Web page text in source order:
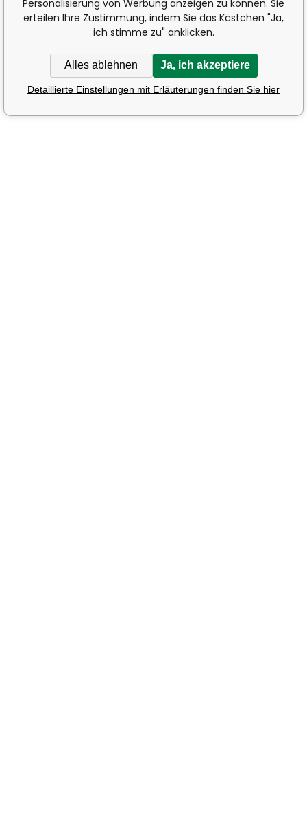
Personalisierung von Werbung anzeigen zu können. Sie
erteilen Ihre Zustimmung, indem Sie das Kästchen "Ja,
ich stimme zu" anklicken.
Alles ablehnen Ja, ich akzeptiere
Detaillierte Einstellungen mit Erläuterungen finden Sie hier